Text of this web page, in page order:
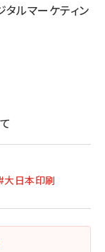
タルマーケティン
大日本印刷